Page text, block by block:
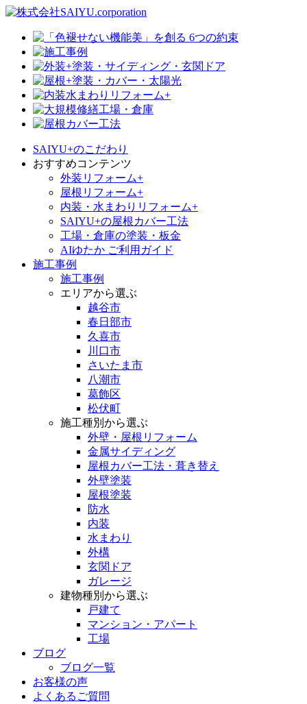
SAIYU+のこだわり
おすすめコンテンツ
外装リフォーム+
屋根リフォーム+
内装・水まわりリフォーム+
SAIYU+の屋根カバー工法
工場・倉庫の塗装・板金
AIゆたか ご利用ガイド
施工事例
施工事例
エリアから選ぶ
越谷市
春日部市
久喜市
川口市
さいたま市
八潮市
葛飾区
松伏町
施工種別から選ぶ
外壁・屋根リフォーム
金属サイディング
屋根カバー工法・葺き替え
外壁塗装
屋根塗装
防水
内装
水まわり
外構
玄関ドア
ガレージ
建物種別から選ぶ
戸建て
マンション・アパート
工場
ブログ
ブログ一覧
お客様の声
よくあるご質問